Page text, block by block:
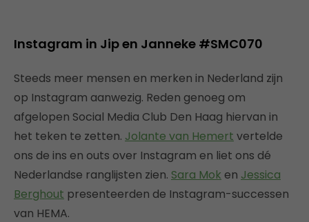
Instagram in Jip en Janneke #SMC070
Steeds meer mensen en merken in Nederland zijn
op Instagram aanwezig. Reden genoeg om
afgelopen Social Media Club Den Haag hiervan in
het teken te zetten. Jolante van Hemert vertelde
ons de ins en outs over Instagram en liet ons dé
Nederlandse ranglijsten zien. Sara Mok en Jessica
Berghout presenteerden de Instagram-successen
van HEMA.